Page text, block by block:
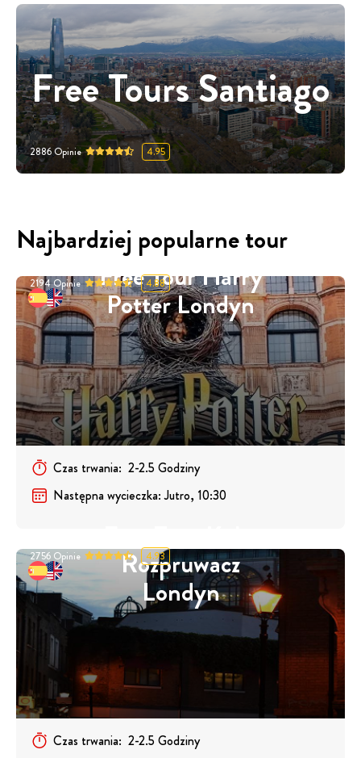
Free Tours Santiago
2886Opinie 4.95
Najbardziej popularne tour
Free Tour Harry
Potter Londyn
2194 Opinie 4.88
Czas trwania: 2-2.5 Godziny
Następna wycieczka:Jutro, 10:30
Rozpruwacz
Londyn
2756 Opinie 4.93
Czas trwania: 2-2.5 Godziny